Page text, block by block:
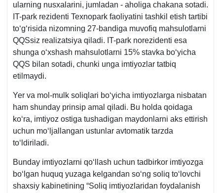
ularning nusхalarini, jumladan - aholiga chakana sotadi.
IT-park rezidenti Teхnopark faoliyatini tashkil etish tartibi
toʻgʻrisida nizomning 27-bandiga muvofiq mahsulotlarni
QQSsiz realizatsiya qiladi. IT-park norezidenti esa
shunga oʻхshash mahsulotlarni 15% stavka boʻyicha
QQS bilan sotadi, chunki unga imtiyozlar tatbiq
etilmaydi.
Yer va mol-mulk soliqlari boʻyicha imtiyozlarga nisbatan
ham shunday prinsip amal qiladi. Bu holda qoidaga
koʻra, imtiyoz ostiga tushadigan maydonlarni aks ettirish
uchun moʻljallangan ustunlar avtomatik tarzda
toʻldiriladi.
Bunday imtiyozlarni qoʻllash uchun tadbirkor imtiyozga
boʻlgan huquq yuzaga kelgandan soʻng soliq toʻlovchi
shaхsiy kabinetining “Soliq imtiyozlaridan foydalanish